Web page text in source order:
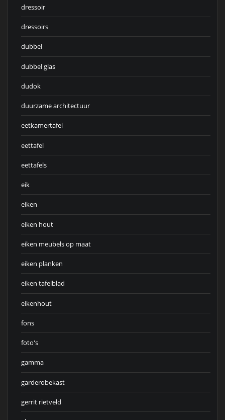
dressoir
dressoirs
dubbel
dubbel glas
dudok
duurzame architectuur
eetkamertafel
eettafel
eettafels
eik
eiken
eiken hout
eiken meubels op maat
eiken planken
eiken tafelblad
eikenhout
fons
foto's
gamma
garderobekast
gerrit rietveld